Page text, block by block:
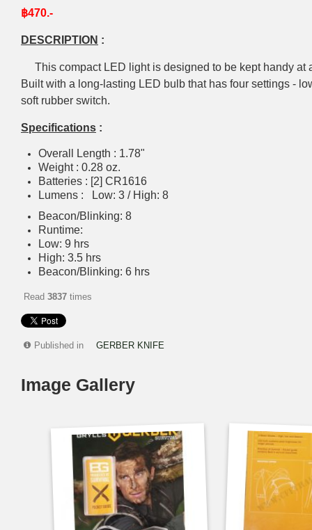
฿470.-
DESCRIPTION :
This compact LED light is designed to be kept handy at
Built with a long-lasting LED bulb that has four settings -
soft rubber switch.
Specifications :
Overall Length : 1.78"
Weight : 0.28 oz.
Batteries : [2] CR1616
Lumens :
Low: 3 / High: 8
Beacon/Blinking: 8
Runtime:
Low: 9 hrs
High: 3.5 hrs
Beacon/Blinking: 6 hrs
Read 3837 times
Published in GERBER KNIFE
Image Gallery